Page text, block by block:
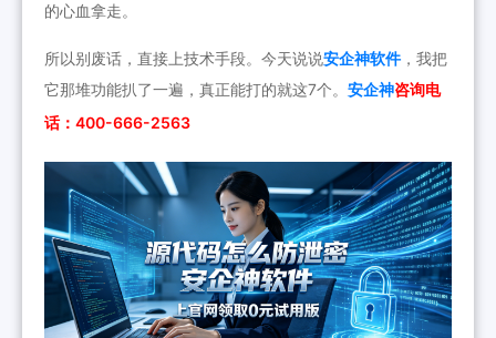
的心血拿走。
所以别废话，直接上技术手段。今天说说安企神软件，我把
它那堆功能扒了一遍，真正能打的就这7个。 安企神咨询电
话：400-666-2563